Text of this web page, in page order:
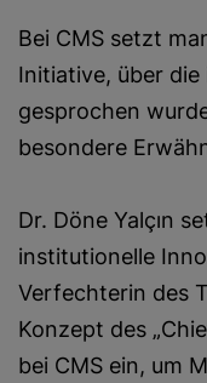
Bei CMS setzt
Initiative, über
gesprochen
besondere
Dr. Döne Yalçın
institutionelle
Verfechterin des
Konzept des
bei CMS ein, um